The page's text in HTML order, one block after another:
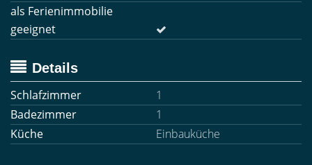
als Ferienimmobilie
geeignet
Details
Schlafzimmer
1
Badezimmer
1
Küche
Einbauküche